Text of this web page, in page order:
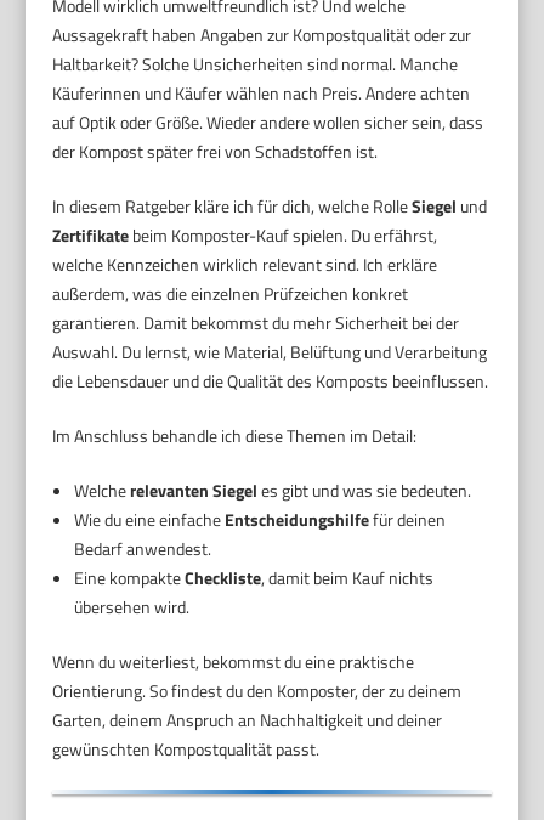
Aussagekraft haben Angaben zur Kompostqualität oder zur
Haltbarkeit? Solche Unsicherheiten sind normal. Manche
Käuferinnen und Käufer wählen nach Preis. Andere achten
auf Optik oder Größe. Wieder andere wollen sicher sein, dass
der Kompost später frei von Schadstoffen ist.
In diesem Ratgeber kläre ich für dich, welche RolleSiegel und
Zertifikatebeim Komposter-Kauf spielen. Du erfährst,
welche Kennzeichen wirklich relevant sind. Ich erkläre
außerdem, was die einzelnen Prüfzeichen konkret
garantieren. Damit bekommst du mehr Sicherheit bei der
Auswahl. Du lernst, wie Material, Belüftung und Verarbeitung
die Lebensdauer und die Qualität des Komposts beeinflussen.
Im Anschluss behandle ich diese Themen im Detail:
Welcherelevanten Siegeles gibt und was sie bedeuten.
Wie du eine einfacheEntscheidungshilfefür deinen
Bedarf anwendest.
Eine kompakteCheckliste, damit beim Kauf nichts
übersehen wird.
Wenn du weiterliest, bekommst du eine praktische
Orientierung. So findest du den Komposter, der zu deinem
Garten, deinem Anspruch an Nachhaltigkeit und deiner
gewünschten Kompostqualität passt.